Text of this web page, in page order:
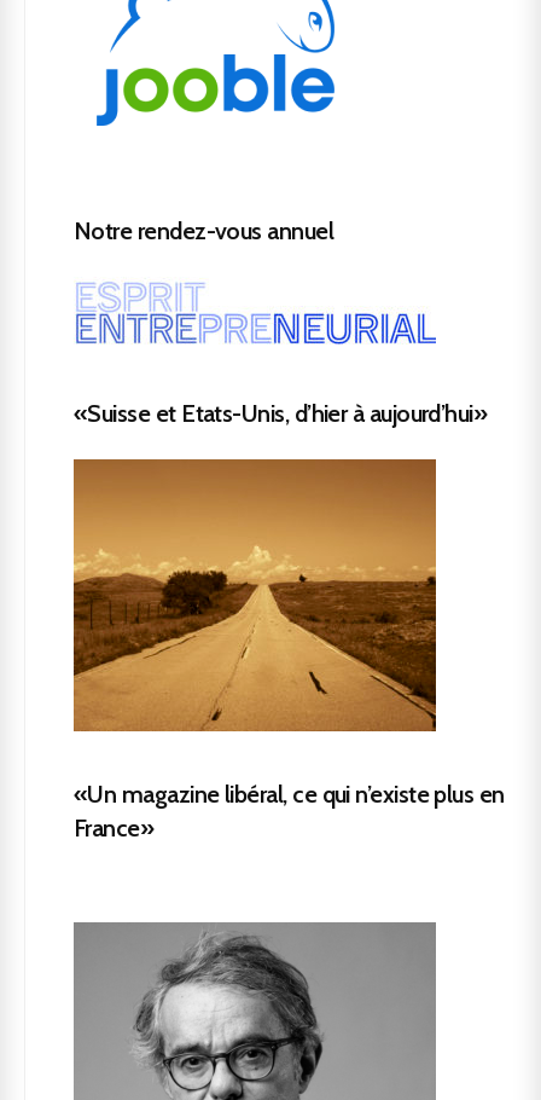
Notre rendez-vous annuel
«Suisse et Etats-Unis, d’hier à aujourd’hui»
«Un magazine libéral, ce qui n’existe plus en
France»